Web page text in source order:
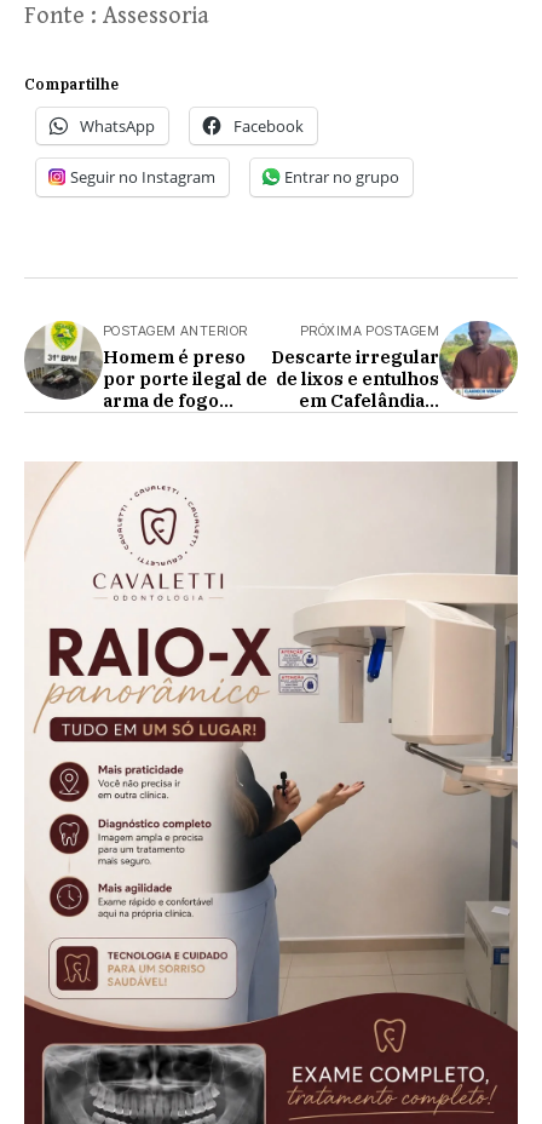
Fonte : Assessoria
Compartilhe
WhatsApp Facebook
Seguir no Instagram Entrar no grupo
POSTAGEM ANTERIOR
Homem é preso
por porte ilegal de
arma de fogo
PRÓXIMA POSTAGEM
Descarte irregular
de lixos e entulhos
em Cafelândia é